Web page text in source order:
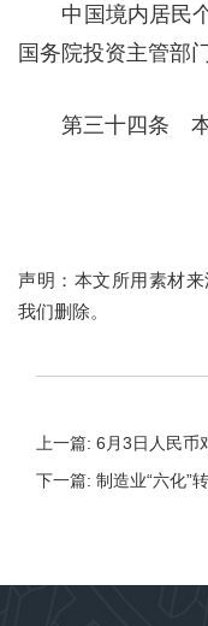
中国境内居民个
国务院投资主管部
第三十四条 本规
声明：本文所用素材
我们删除。
上一篇: 6月3日人民
下一篇: 制造业“六化”